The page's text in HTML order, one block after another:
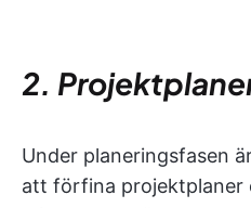
2.
Under planeringsfasen
att förfina projektplaner